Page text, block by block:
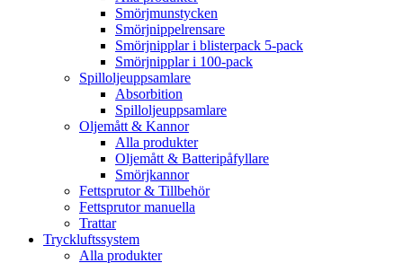
Smörjmunstycken
Smörjnippelrensare
Smörjnipplar i blisterpack 5-pack
Smörjnipplar i 100-pack
Spilloljeuppsamlare
Absorbition
Spilloljeuppsamlare
Oljemått & Kannor
Alla produkter
Oljemått & Batteripåfyllare
Smörjkannor
Fettsprutor & Tillbehör
Fettsprutor manuella
Trattar
Tryckluftssystem
Alla produkter